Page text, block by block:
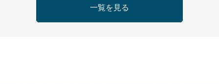
らららのらくご会④
桂雀太「まんじゅうこわい」／桂三度「青
一覧を見る